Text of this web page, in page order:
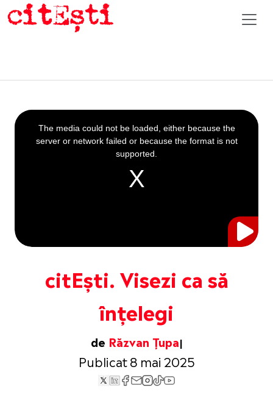
citEști. Visezi ca să
înțelegi
de Răzvan Țupa
Publicat 8 mai 2025
This
is
a
The media could not be loaded, either because the
server or network failed or because the format is not
supported.